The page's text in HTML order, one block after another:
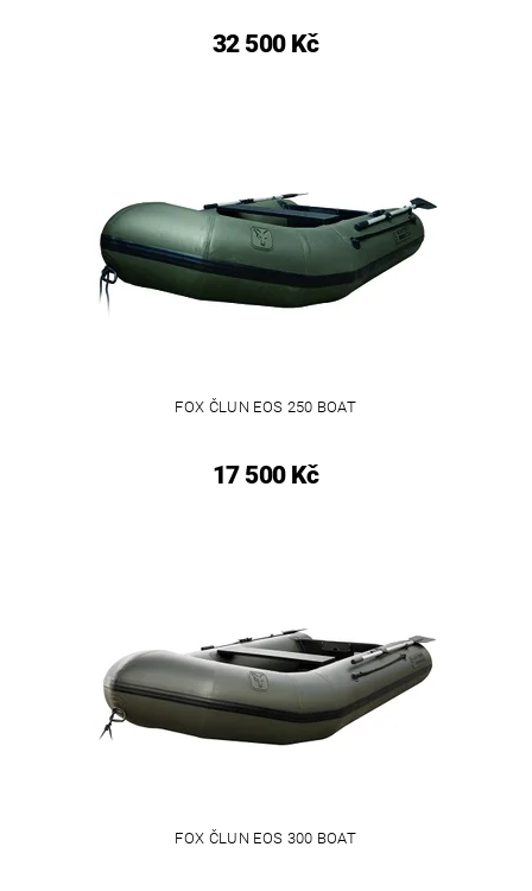
32 500 Kč
FOX ČLUN EOS 250 BOAT
17 500 Kč
FOX ČLUN EOS 300 BOAT